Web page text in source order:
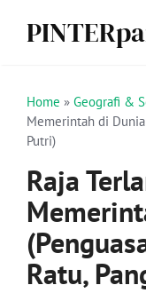
Home » Geografi &
Memerintah di Dunia
Putri)
Raja
Ratu,